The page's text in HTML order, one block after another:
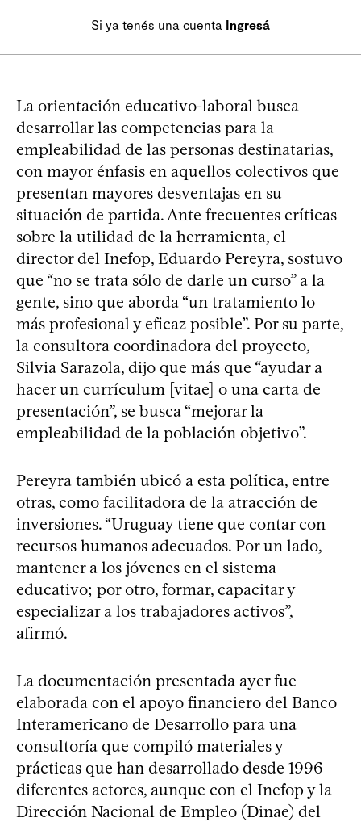
Si ya tenés una cuenta Ingresá
La orientación educativo-laboral busca
desarrollar las competencias para la
empleabilidad de las personas destinatarias,
con mayor énfasis en aquellos colectivos que
presentan mayores desventajas en su
situación de partida. Ante frecuentes críticas
sobre la utilidad de la herramienta, el
director del Inefop, Eduardo Pereyra, sostuvo
que “no se trata sólo de darle un curso” a la
gente, sino que aborda “un tratamiento lo
más profesional y eficaz posible”. Por su parte,
la consultora coordinadora del proyecto,
Silvia Sarazola, dijo que más que “ayudar a
hacer un currículum [vitae] o una carta de
presentación”, se busca “mejorar la
empleabilidad de la población objetivo”.
Pereyra también ubicó a esta política, entre
otras, como facilitadora de la atracción de
inversiones. “Uruguay tiene que contar con
recursos humanos adecuados. Por un lado,
mantener a los jóvenes en el sistema
educativo; por otro, formar, capacitar y
especializar a los trabajadores activos”,
afirmó.
La documentación presentada ayer fue
elaborada con el apoyo financiero del Banco
Interamericano de Desarrollo para una
consultoría que compiló materiales y
prácticas que han desarrollado desde 1996
diferentes actores, aunque con el Inefop y la
Dirección Nacional de Empleo (Dinae) del